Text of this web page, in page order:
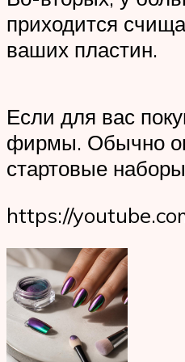
приходится
ваших пластин.
Если для вас
фирмы. Обычно
стартовые
https://